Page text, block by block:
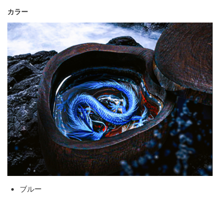
カラー
ブルー